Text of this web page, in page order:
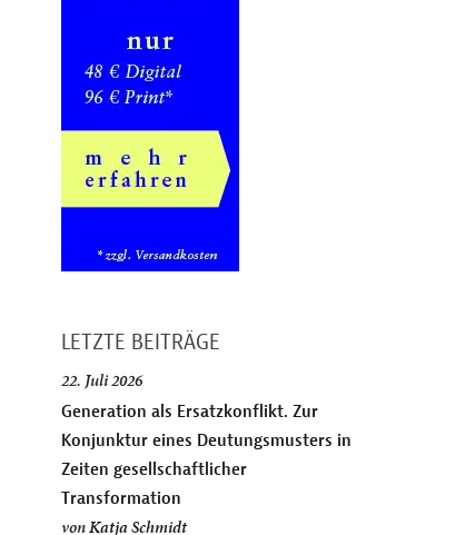
LETZTE BEITRÄGE
22. Juli 2026
Generation als Ersatzkonflikt. Zur
Konjunktur eines Deutungsmusters in
Zeiten gesellschaftlicher
Transformation
vonKatja Schmidt